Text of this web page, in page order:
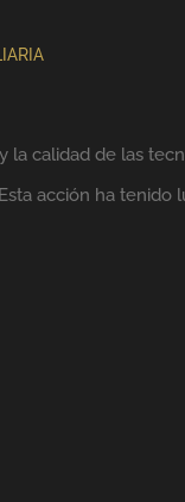
la calidad de las
acción ha tenido